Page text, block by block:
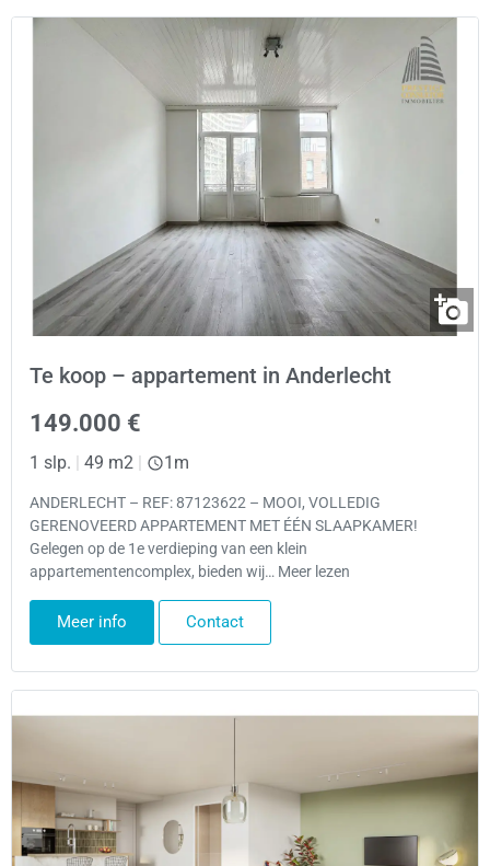
Te koop – appartement in Anderlecht
149.000 €
1 slp. | 49 m2 | 1m
ANDERLECHT – REF: 87123622 – MOOI, VOLLEDIG
GERENOVEERD APPARTEMENT MET ÉÉN SLAAPKAMER!
Gelegen op de 1e verdieping van een klein
appartementencomplex, bieden wij… Meer lezen
Meer info Contact